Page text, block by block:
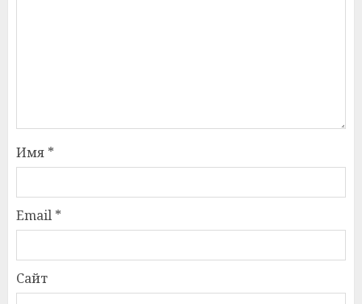
Имя *
Email *
Сайт